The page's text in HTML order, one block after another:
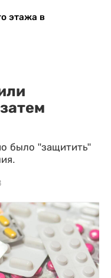
этажа в
было "защитить"